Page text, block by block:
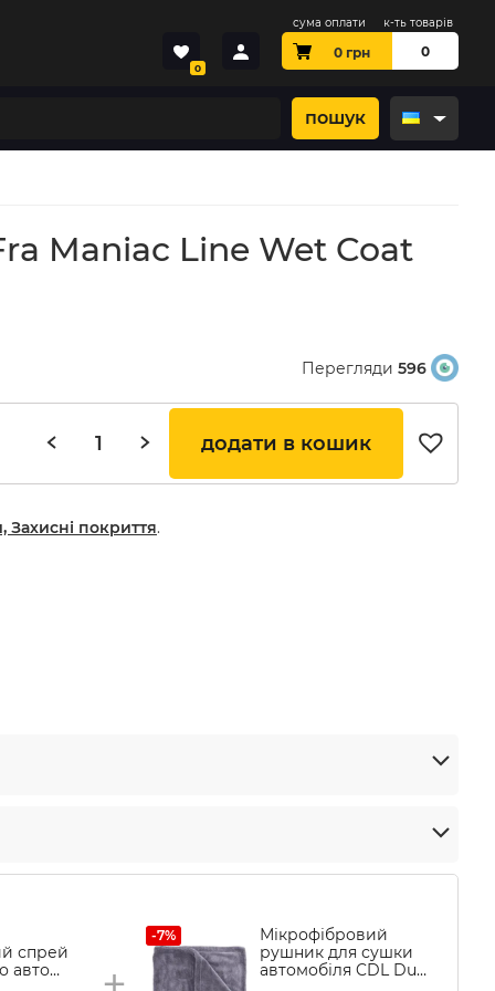
0
сума оплати к-ть товарів
0 грн 0
пошук
Maniac Line Wet Coat
Перегляди 596
ціна: 822 грн.
ціна: 737 грн.
додати в кошик
Захисні покриття.
спрей
авто
-7%
Мікрофібровий
рушник для сушки
автомобіля CDL Dual